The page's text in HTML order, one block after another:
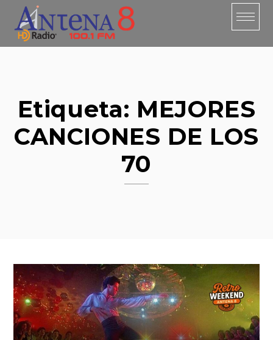
content
Etiqueta: MEJORES
CANCIONES DE LOS
70